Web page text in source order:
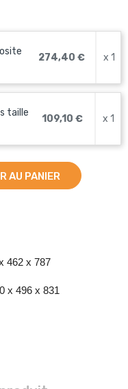
274,40 € x 1
taille
109,10 € x 1
AU PANIER
462 x 787
x 496 x 831